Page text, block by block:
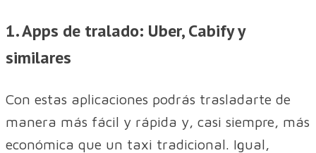
1. Apps de tralado: Uber, Cabify y
similares
Con estas aplicaciones podrás trasladarte de
manera más fácil y rápida y, casi siempre, más
económica que un taxi tradicional. Igual,